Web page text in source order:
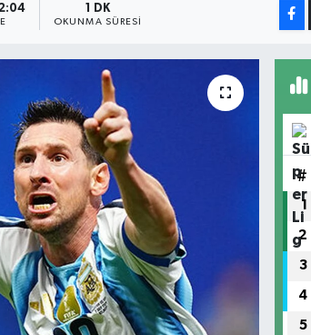
1 DK
OKUNMA SÜRESI
#
1
2
3
4
5